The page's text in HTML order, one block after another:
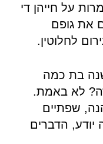
על חייהן די
את גופם
לחלוטין.
בת כמה
לא באמת.
שפתיים
הדברים